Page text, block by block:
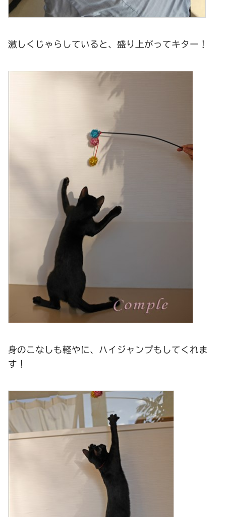
激しくじゃらしていると、盛り上がってキター！
身のこなしも軽やに、ハイジャンプもしてくれま
す！